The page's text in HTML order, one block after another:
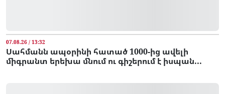
07.08.26 / 13:32
Սահմանն ապօրինի հատած 1000-ից ավելի
միգրանտ երեխա մնում ու գիշերում է իսպան...